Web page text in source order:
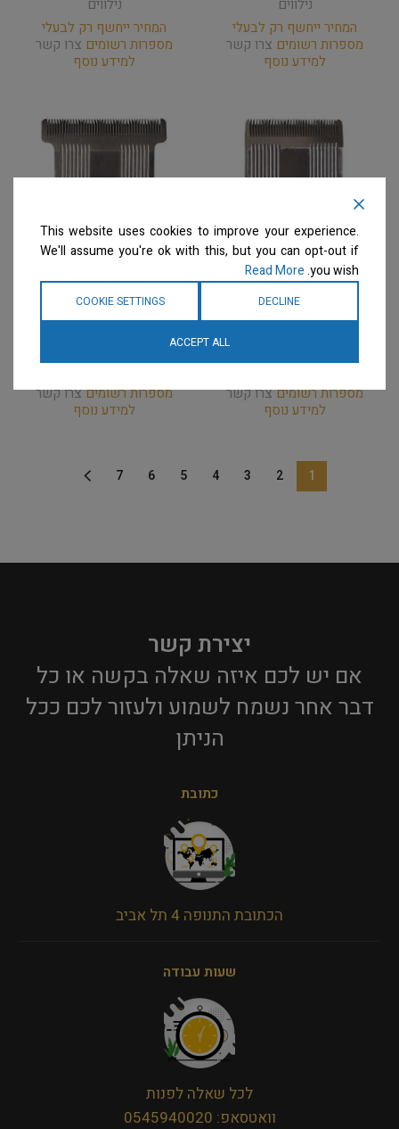
נילווים
המחיר ייחשף רק לבעלי
מספרות רשומים צרו קשר
למידע נוסף
נילווים
המחיר ייחשף רק לבעלי
מספרות רשומים צרו קשר
למידע נוסף
ARTERO – סכין למכונת
תספורת DIVINITY
מספרות רשומיםצרו קשר
למידע נוסף
ARTERO – סכין T למכונת
תספורת DIVINITY
מספרות רשומיםצרו קשר
למידע נוסף
1
2
3
4
5
6
7
יצירת קשר
אם יש לכם איזה שאלה בקשה או כל
דבר אחר נשמח לשמוע ולעזור לכם ככל
הניתן​
כתובת
הכתובת התנופה 4 תל אביב
שעות עבודה
לכל שאלה לפנות
וואטסאפ: 0545940020
This website uses cookies to improve your experience.
We'll assume you're ok with this, but you can opt-out if
you wish.
Read More
DECLINE
COOKIE SETTINGS
ACCEPT ALL